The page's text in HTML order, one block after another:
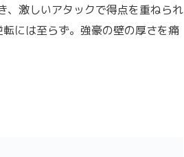
、激しいアタックで得点を重ねられ
転には至らず。強豪の壁の厚さを痛